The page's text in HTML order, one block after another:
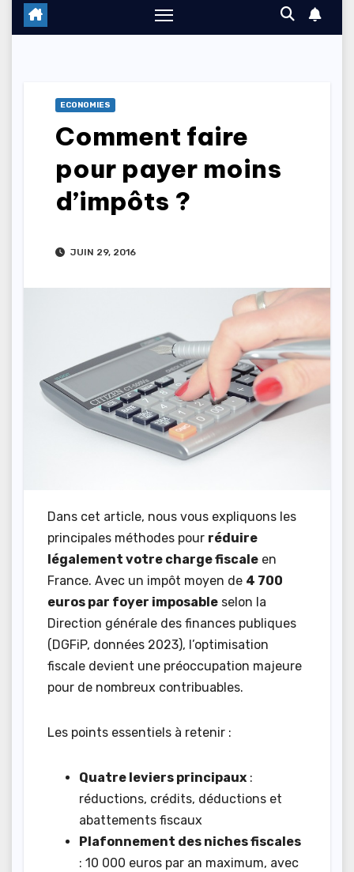
ECONOMIES
Comment faire
pour payer moins
d’impôts ?
JUIN 29, 2016
Dans cet article, nous vous expliquons les
principales méthodes pour réduire
légalement votre charge fiscale en
France. Avec un impôt moyen de 4 700
euros par foyer imposable selon la
Direction générale des finances publiques
(DGFiP, données 2023), l’optimisation
fiscale devient une préoccupation majeure
pour de nombreux contribuables.
Les points essentiels à retenir :
Quatre leviers principaux :
réductions, crédits, déductions et
abattements fiscaux
Plafonnement des niches fiscales
: 10 000 euros par an maximum, avec